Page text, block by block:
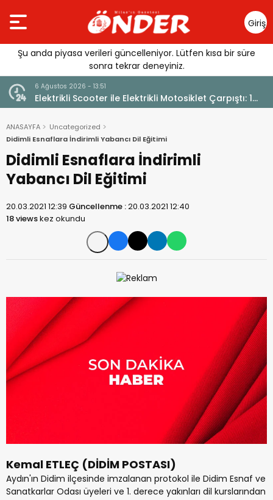
Giriş
Yap
Şu anda piyasa verileri güncelleniyor. Lütfen kısa bir süre
sonra tekrar deneyiniz.
6 Ağustos 2026 - 13:51
Elektrikli Scooter ile Elektrikli Motosiklet Çarpıştı: 1
Yaralı
ANASAYFA
Uncategorized
Didimli Esnaflara İndirimli Yabancı Dil Eğitimi
Didimli Esnaflara İndirimli
Yabancı Dil Eğitimi
20.03.2021 12:39 Güncellenme :20.03.2021 12:40
18 viewskez okundu
Kemal ETLEÇ (DİDİM POSTASI)
Aydın'ın Didim ilçesinde imzalanan protokol ile Didim Esnaf ve
Sanatkarlar Odası üyeleri ve 1. derece yakınları dil kurslarından